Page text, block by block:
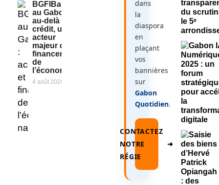
BGFIBank
au Gabon :
au-delà du
crédit, un
acteur
majeur du
financement
de
l’économie
4 août 2026
dans
la
diaspora
en
plaçant
vos
bannières
sur
Gabon
Quotidien.
CONTACTEZ
NOTRE
RÉGIE
➜